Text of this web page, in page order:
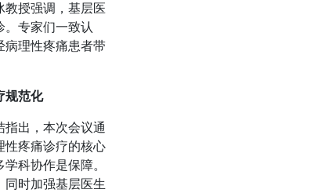
授强调，基层医
专家们一致认
病理性疼痛患者带
规范化
出，本次会议通
性疼痛诊疗的核心
科协作是保障。
时加强基层医生